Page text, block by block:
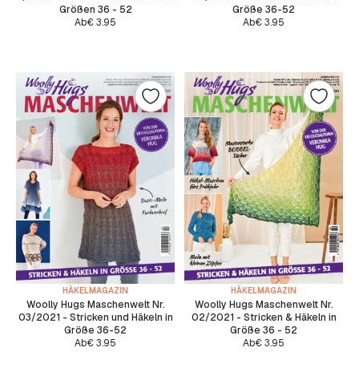
5/2021 - Stricken & Häkeln in den
Größen 36 - 52
04/2021 - Stricken & Häkeln in
Größe 36-52
HÄKELMAGAZIN
Woolly Hugs Maschenwelt Nr.
03/2021 - Stricken und Häkeln in
Größe 36-52
HÄKELMAGAZIN
Woolly Hugs Maschenwelt Nr.
02/2021 - Stricken & Häkeln in
Größe 36 - 52